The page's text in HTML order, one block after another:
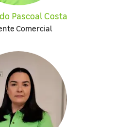
Pascoal Costa
Comercial